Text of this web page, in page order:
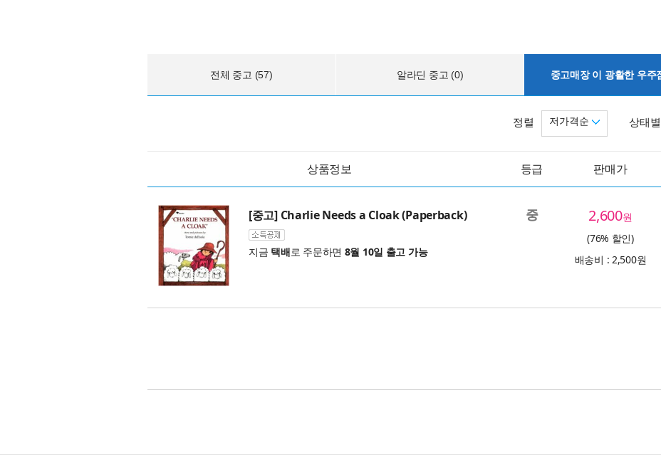
전체 중고 (57) 알라딘 중고 (0) 중고매장 이 광활한 우주
상태
정렬 저가격순
상품정보 등급 판매가
[중고] Charlie Needs a Cloak (Paperback)
지금 택배로 주문하면 8월 10일 출고 가능
중 2,600원
(76% 할인)
배송비 : 2,500원